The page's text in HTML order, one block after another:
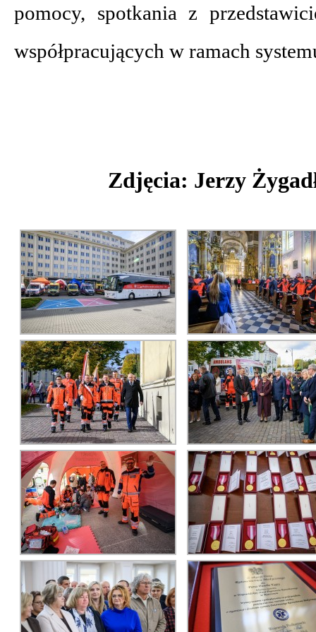
pomocy, spotkania z
współpracujących w ramach
Zdjęcia: Jerzy